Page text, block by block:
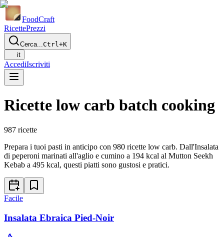
FoodCraft
RicettePrezzi
Cerca...Ctrl+K
it
AccediIscriviti
Ricette low carb batch cooking
987 ricette
Prepara i tuoi pasti in anticipo con 980 ricette low carb. Dall'Insalata
di peperoni marinati all'aglio e cumino a 194 kcal al Mutton Seekh
Kebab a 495 kcal, questi piatti sono gustosi e pratici.
Facile
Insalata Ebraica Pied-Noir